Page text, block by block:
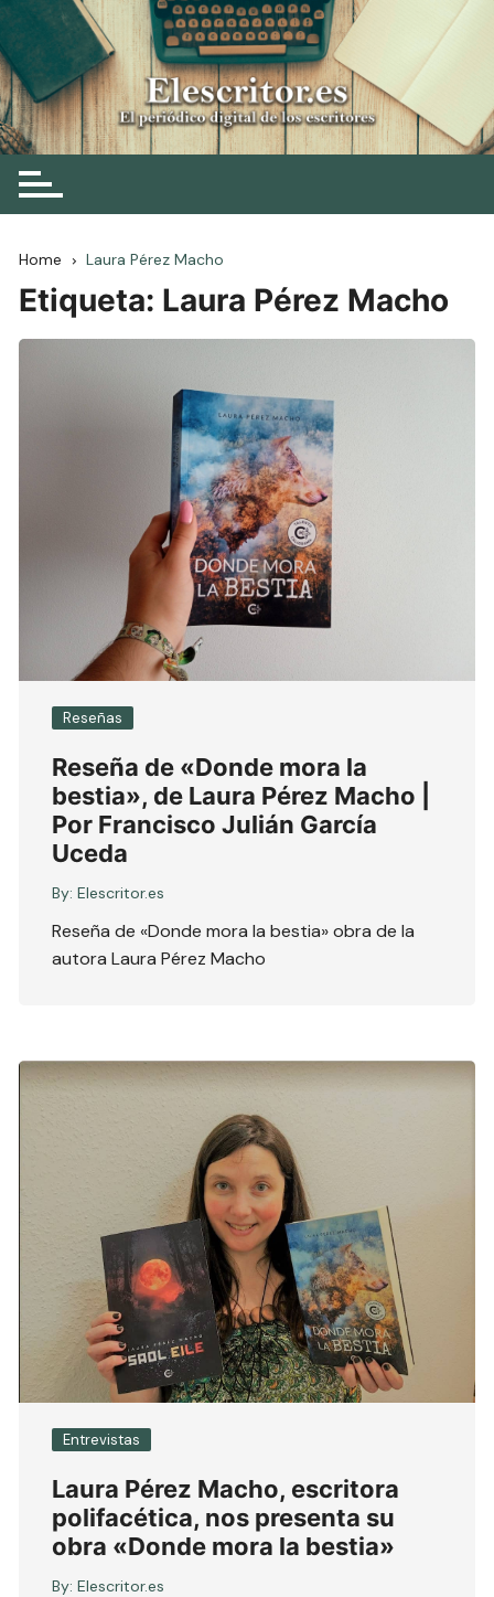
Skip
to
content
Elescritor.es
El periódico digital de los escritores
Home Laura Pérez Macho
Etiqueta: Laura Pérez Macho
Reseñas
Reseña de «Donde mora la
bestia», de Laura Pérez Macho |
Por Francisco Julián García
Uceda
By: Elescritor.es
Reseña de «Donde mora la bestia» obra de la
autora Laura Pérez Macho
Entrevistas
Laura Pérez Macho, escritora
polifacética, nos presenta su
obra «Donde mora la bestia»
By: Elescritor.es